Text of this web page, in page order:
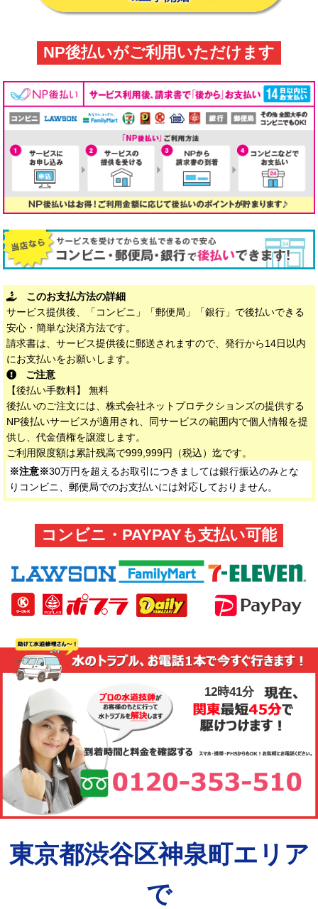
NP後払いがご利用いただけます
このお支払方法の詳細
サービス提供後、「コンビニ」「郵便局」「銀行」で後払いできる
安心・簡単な決済方法です。
請求書は、サービス提供後に郵送されますので、発行から14日以内
にお支払いをお願いします。
ご注意
【後払い手数料】 無料
後払いのご注文には、株式会社ネットプロテクションズの提供する
NP後払いサービスが適用され、同サービスの範囲内で個人情報を提
供し、代金債権を譲渡します。
ご利用限度額は累計残高で999,999円（税込）迄です。
※注意※30万円を超えるお取引につきましては銀行振込のみとな
りコンビニ、郵便局でのお支払いには対応しておりません。
コンビニ・PAYPAYも支払い可能
12時41分
東京都渋谷区神泉町エリア
で